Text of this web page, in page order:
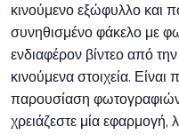
κινούμενο εξώφυλλο και
συνηθισμένο φάκελο με
ενδιαφέρον βίντεο από
κινούμενα στοιχεία.
παρουσίαση
χρειάζεστε μία εφαρμογή,